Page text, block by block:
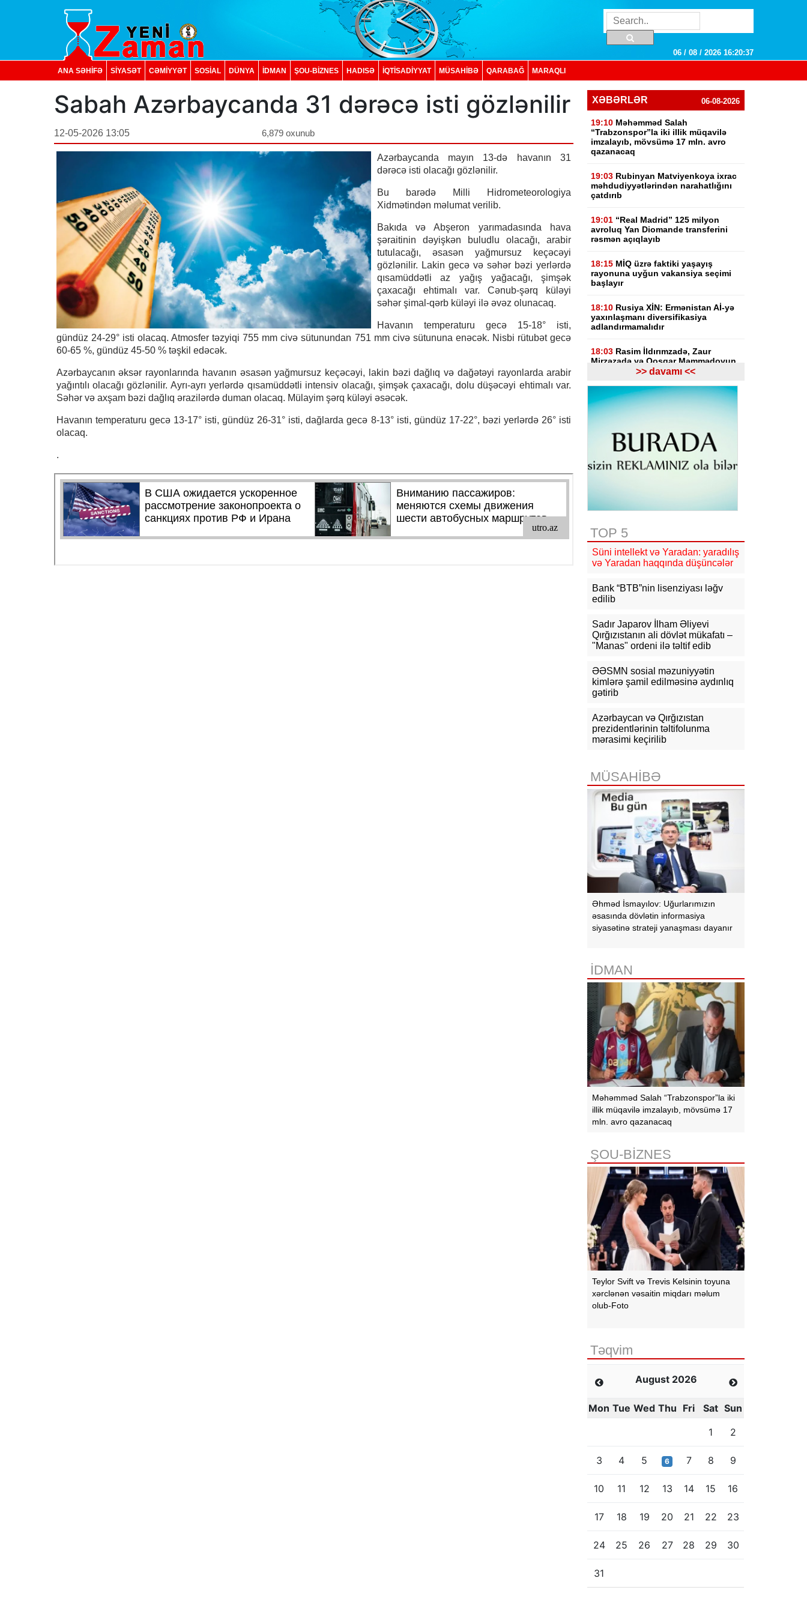
06 / 08 / 2026 16:20:38
ANA SƏHİFƏ SİYASƏT CƏMİYYƏT SOSIAL DÜNYA İDMAN ŞOU-BİZNES HADISƏ İQTISADIYYAT MÜSAHİBƏ QARABAĞ MARAQLI
Sabah Azərbaycanda 31 dərəcə isti gözlənilir
12-05-2026 13:05 6,879 oxunub
Azərbaycanda mayın 13-də havanın 31
dərəcə isti olacağı gözlənilir.
Bu barədə Milli Hidrometeorologiya
Xidmətindən məlumat verilib.
Bakıda və Abşeron yarımadasında hava
şəraitinin dəyişkən buludlu olacağı, arabir
tutulacağı, əsasən yağmursuz keçəcəyi
gözlənilir. Lakin gecə və səhər bəzi yerlərdə
qısamüddətli az yağış yağacağı, şimşək
çaxacağı ehtimalı var. Cənub-şərq küləyi
səhər şimal-qərb küləyi ilə əvəz olunacaq.
Havanın temperaturu gecə 15-18° isti,
gündüz 24-29° isti olacaq. Atmosfer təzyiqi 755 mm civə sütunundan 751 mm civə sütununa enəcək. Nisbi rütubət gecə
60-65 %, gündüz 45-50 % təşkil edəcək.
Azərbaycanın əksər rayonlarında havanın əsasən yağmursuz keçəcəyi, lakin bəzi dağlıq və dağətəyi rayonlarda arabir
yağıntılı olacağı gözlənilir. Ayrı-ayrı yerlərdə qısamüddətli intensiv olacağı, şimşək çaxacağı, dolu düşəcəyi ehtimalı var.
Səhər və axşam bəzi dağlıq ərazilərdə duman olacaq. Mülayim şərq küləyi əsəcək.
Havanın temperaturu gecə 13-17° isti, gündüz 26-31° isti, dağlarda gecə 8-13° isti, gündüz 17-22°, bəzi yerlərdə 26° isti
olacaq.
.
XƏBƏRLƏR 06-08-2026
19:10 Məhəmməd Salah
“Trabzonspor”la iki illik müqavilə
imzalayıb, mövsümə 17 mln. avro
qazanacaq
19:03 Rubinyan Matviyenkoya ixrac
məhdudiyyətlərindən narahatlığını
çatdırıb
19:01 “Real Madrid” 125 milyon
avroluq Yan Diomande transferini
rəsmən açıqlayıb
18:15 MİQ üzrə faktiki yaşayış
rayonuna uyğun vakansiya seçimi
başlayır
18:10 Rusiya XİN: Ermənistan Aİ-yə
yaxınlaşmanı diversifikasiya
adlandırmamalıdır
18:03 Rasim İldırımzadə, Zaur
Mirzəzadə və Qoşqar Məmmədovun
apellyasiya şikayəti üzrə məhkəmə
17:12 Gürcüstan Gəlirlər Xidməti
azərbaycanlı sürücülərin gömrükdə
"Europol" miqrantların qeyri-
qanuni daşınmasında şübhəli
bilinən suriyalıları saxlayıb
FOTO
16:31 Bu il dövlət büdcəsinə 11,5
Tramp zəng etdi - Pentaqonda
15:53
əməliyyatlar ən qısa zamanda
dayandırılmalıdır
dən çox şəxsin saxlanıldığı bildirilir
15:26 Kiyevdə Azərbaycan və
15:14 Ceyhun Bayramov Ukraynada
Azərbaycan Xalq Cümhuriyyətinin
>> davamı <<
TOP 5
Süni intellekt və Yaradan: yaradılış
və Yaradan haqqında düşüncələr
Bank “BTB”nin lisenziyası ləğv
edilib
Sadır Japarov İlham Əliyevi
Qırğızıstanın ali dövlət mükafatı –
"Manas" ordeni ilə təltif edib
ƏƏSMN sosial məzuniyyətin
kimlərə şamil edilməsinə aydınlıq
gətirib
Azərbaycan və Qırğızıstan
prezidentlərinin təltifolunma
mərasimi keçirilib
MÜSAHİBƏ
Əhməd İsmayılov: Uğurlarımızın
əsasında dövlətin informasiya
siyasətinə strateji yanaşması dayanır
İDMAN
Məhəmməd Salah “Trabzonspor”la iki
illik müqavilə imzalayıb, mövsümə 17
mln. avro qazanacaq
ŞOU-BİZNES
Teylor Svift və Trevis Kelsinin toyuna
xərclənən vəsaitin miqdarı məlum
olub-Foto
Təqvim
August 2026
Mon Tue Wed Thu Fri Sat Sun
1
2
3 4 5 6 7 8 9
10 11 12 13 14 15 16
17 18 19 20 21 22 23
24 25 26 27 28 29 30
31